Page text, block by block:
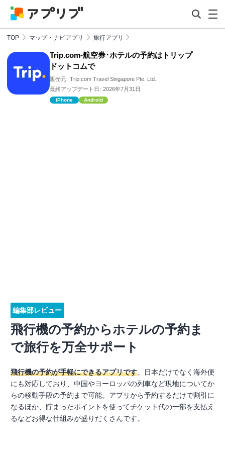
TOP マップ・ナビアプリ 旅行アプリ
Trip.com-航空券･ホテルの予約はトリップ
ドットコムで
販売元: Trip.com Travel Singapore Pte. Ltd.
最終アップデート日: 2026年7月31日
iPhone Android
編集部レビュー
飛行機の予約からホテルの予約ま
で旅行を万全サポート
飛行機の予約が手軽にできるアプリです。日本だけでなく海外便
にも対応しており、中国やヨーロッパの列車など現地についてか
らの移動手段の予約まで可能。アプリから予約するだけで割引に
なるほか、貯まったポイントを使ってチケット代の一部を支払え
るなどお得な仕組みが盛りだくさんです。